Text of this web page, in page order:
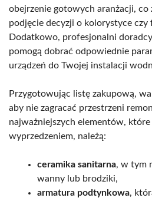
obejrzenie gotowych aranżacji, co
podjęcie decyzji o kolorystyce czy
Dodatkowo, profesjonalni
pomogą dobrać odpowiednie
urządzeń do Twojej instalacji
Przygotowując listę zakupową,
aby nie zagracać przestrzeni
najważniejszych elementów,
wyprzedzeniem, należą:
ceramika sanitarna, w tym
wanny lub brodziki,
armatura podtynkowa,